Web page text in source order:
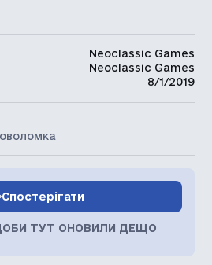
Neoclassic Games
Neoclassic Games
8/1/2019
Спостерігати
ТУТ ОНОВИЛИ ДЕЩО